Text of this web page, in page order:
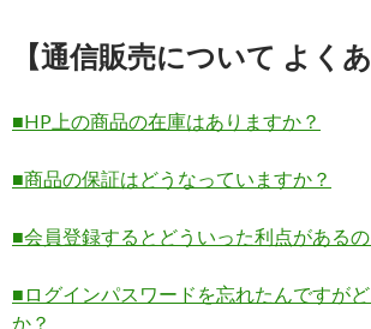
【通信販売について よく
■HP上の商品の在庫はありますか？
■商品の保証はどうなっていますか？
■会員登録するとどういった利点があるの
■ログインパスワードを忘れたんですが
か？